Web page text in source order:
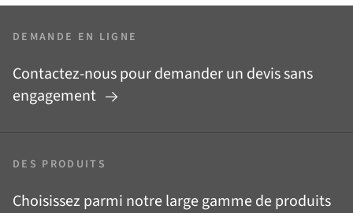
DEMANDE EN LIGNE
Contactez-nous pour demander un devis sans
engagement
DES PRODUITS
Choisissez parmi notre large gamme de produits